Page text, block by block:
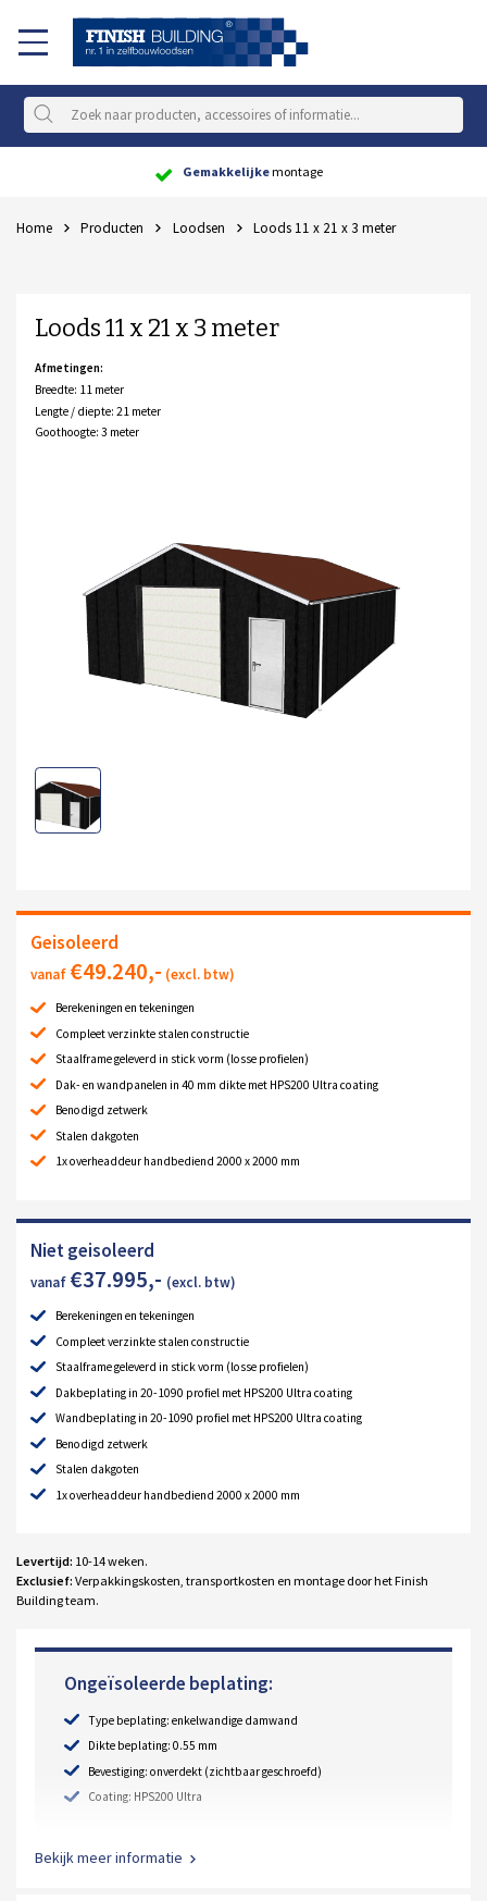
Gemakkelijkemontage
Home Producten Loodsen Loods 11 x 21 x 3 meter
Loods 11 x 21 x 3 meter
Afmetingen:
Breedte: 11 meter
Lengte / diepte: 21 meter
Goothoogte: 3 meter
Geisoleerd
vanaf €49.240,- (excl. btw)
Berekeningen en tekeningen
Compleet verzinkte stalen constructie
Staalframe geleverd in stick vorm (losse profielen)
Dak- en wandpanelen in 40 mm dikte met HPS200 Ultra coating
Benodigd zetwerk
Stalen dakgoten
1x overheaddeur handbediend 2000 x 2000 mm
Niet geisoleerd
vanaf €37.995,- (excl. btw)
Berekeningen en tekeningen
Compleet verzinkte stalen constructie
Staalframe geleverd in stick vorm (losse profielen)
Dakbeplating in 20-1090 profiel met HPS200 Ultra coating
Wandbeplating in 20-1090 profiel met HPS200 Ultra coating
Benodigd zetwerk
Stalen dakgoten
1x overheaddeur handbediend 2000 x 2000 mm
Levertijd: 10-14 weken.
Exclusief: Verpakkingskosten, transportkosten en montage door het Finish
Building team.
Ongeïsoleerde beplating:
Type beplating: enkelwandige damwand
Dikte beplating: 0.55 mm
Bevestiging: onverdekt (zichtbaar geschroefd)
Coating: HPS200 Ultra
Bekijk meer informatie